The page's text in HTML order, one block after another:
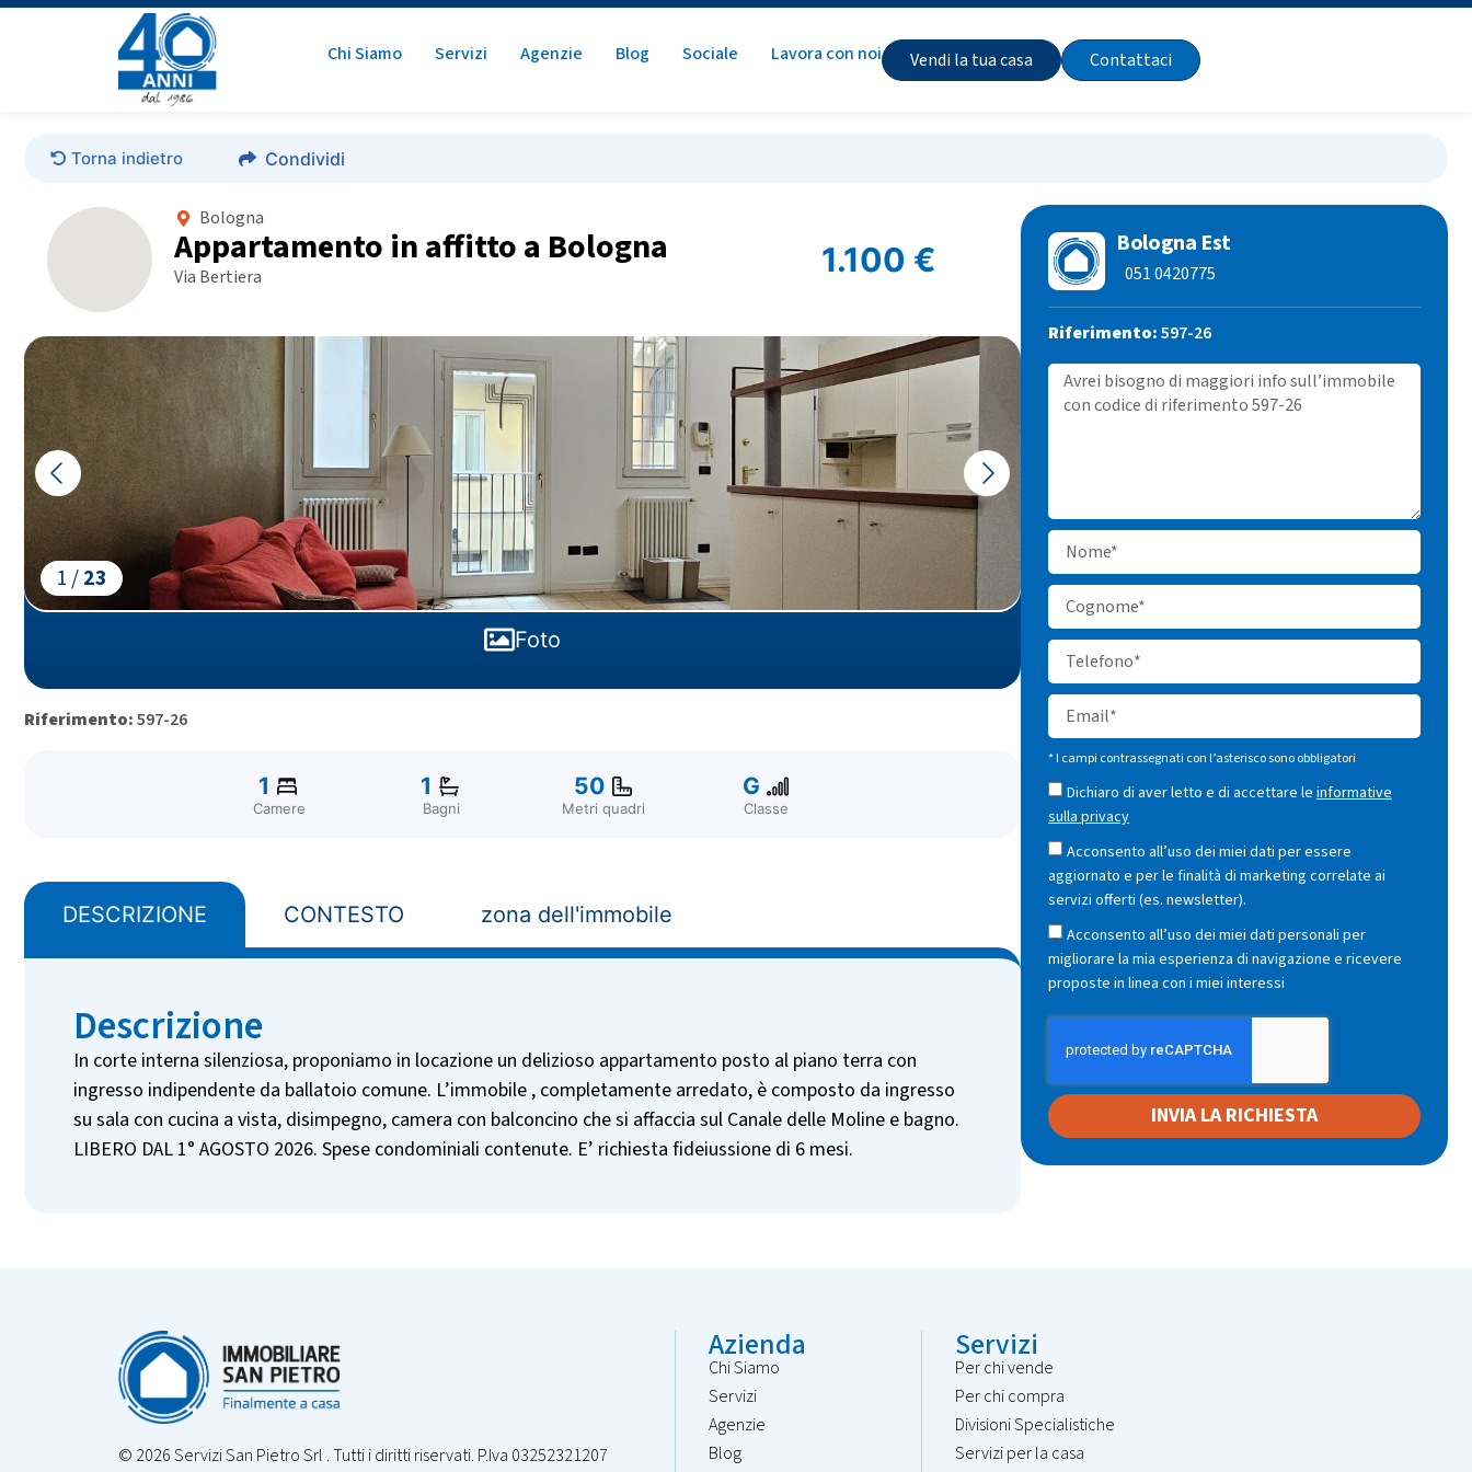
Chi Siamo Servizi Agenzie Blog Sociale Lavora con noi Vendi la tua casa Contattaci
Torna indietro Condividi
Bologna
Appartamento in affitto a Bologna
Via Bertiera 1.100 €
Foto
1 /23
Riferimento:597-26
1
Camere
1
Bagni
50
Metri quadri
G
Classe
DESCRIZIONE CONTESTO zona dell'immobile
Descrizione
In corte interna silenziosa, proponiamo in locazione un delizioso appartamento posto al piano terra con
ingresso indipendente da ballatoio comune. L’immobile , completamente arredato, è composto da ingresso
su sala con cucina a vista, disimpegno, camera con balconcino che si affaccia sul Canale delle Moline e bagno.
LIBERO DAL 1° AGOSTO 2026. Spese condominiali contenute. E’ richiesta fideiussione di 6 mesi.
Bologna Est
051 0420775
Riferimento:597-26
* I campi contrassegnati con l’asterisco sono obbligatori
Dichiaro di aver letto e di accettare le informative
sulla privacy
Acconsento all’uso dei miei dati per essere
aggiornato e per le finalità di marketing correlate ai
servizi offerti (es. newsletter).
Acconsento all’uso dei miei dati personali per
migliorare la mia esperienza di navigazione e ricevere
proposte in linea con i miei interessi
INVIA LA RICHIESTA
© 2026 Servizi San Pietro Srl . Tutti i diritti riservati. P.Iva 03252321207
Azienda
Chi Siamo
Servizi
Agenzie
Blog
Servizi
Per chi vende
Per chi compra
Divisioni Specialistiche
Servizi per la casa